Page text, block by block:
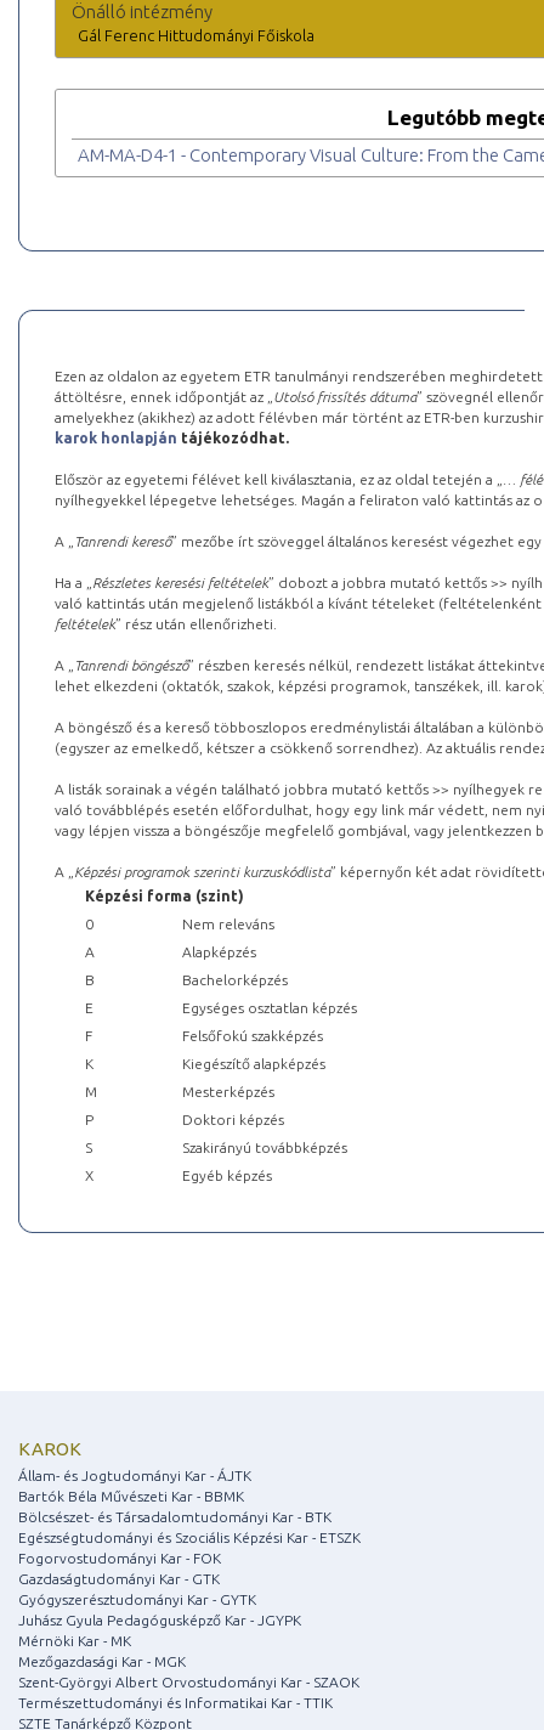
Önálló intézmény
Gál Ferenc Hittudományi Főiskola
Legutóbb
AM-MA-D4-1 - Contemporary Visual Culture: From the
Ezen az oldalon az egyetem ETR tanulmányi rendszerében
áttöltésre, ennek időpontját az „ Utolsó frissítés dátuma” szövegnél
amelyekhez (akikhez) az adott félévben már történt az ETR-ben
karok honlapján tájékozódhat.
Először az egyetemi félévet kell kiválasztania, ez az oldal tetején a „
…
nyílhegyekkel lépegetve lehetséges. Magán a feliraton való kattintás az
A „ Tanrendi kereső” mezőbe írt szöveggel általános keresést végezhet
Ha a „ Részletes keresési feltételek” dobozt a jobbra mutató kettős >>
való kattintás után megjelenő listákból a kívánt tételeket (feltételenként
feltételek” rész után ellenőrizheti.
A „ Tanrendi böngésző” részben keresés nélkül, rendezett listákat
lehet elkezdeni (oktatók, szakok, képzési programok, tanszékek, ill.
A böngésző és a kereső többoszlopos eredménylistái általában a
(egyszer az emelkedő, kétszer a csökkenő sorrendhez). Az aktuális
A listák sorainak a végén található jobbra mutató kettős >> nyílhegyek
való továbblépés esetén előfordulhat, hogy egy link már védett, nem
vagy lépjen vissza a böngészője megfelelő gombjával, vagy
A „ Képzési programok szerinti kurzuskódlista” képernyőn két adat
Képzési forma (szint)
0
Nem releváns
A
Alapképzés
B
Bachelorképzés
E
Egységes osztatlan képzés
F
Felsőfokú szakképzés
K
Kiegészítő alapképzés
M
Mesterképzés
P
Doktori képzés
S
Szakirányú továbbképzés
X
Egyéb képzés
KAROK
Állam- és Jogtudományi Kar - ÁJTK
Bartók Béla Művészeti Kar - BBMK
Bölcsészet- és Társadalomtudományi Kar - BTK
Egészségtudományi és Szociális Képzési Kar - ETSZK
Fogorvostudományi Kar - FOK
Gazdaságtudományi Kar - GTK
Gyógyszerésztudományi Kar - GYTK
Juhász Gyula Pedagógusképző Kar - JGYPK
Mérnöki Kar - MK
Mezőgazdasági Kar - MGK
Szent-Györgyi Albert Orvostudományi Kar - SZAOK
Természettudományi és Informatikai Kar - TTIK
SZTE Tanárképző Központ